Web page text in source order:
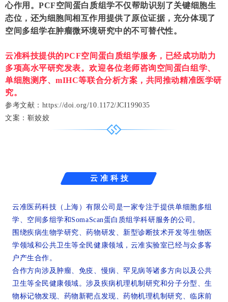
心作用。PCF空间蛋白质组学不仅帮助识别了关键细胞生
态位，还为细胞间相互作用提供了原位证据，充分体现了
空间多组学在肿瘤微环境研究中的不可替代性。
云准科技提供的PCF空间蛋白质组学服务，已经成功助力
多项高水平研究发表。欢迎各位老师咨询空间蛋白组学、
单细胞测序、mIHC等联合分析方案，共同推动精准医学研
究。
参考文献： https://doi.org/10.1172/JCI199035
文案：靳姣姣
云 准 科 技
云准医药科技（上海）有限公司是一家专注于提供单细胞多组
学、空间多组学和SomaScan蛋白质组学科研服务的公司。
围绕疾病生物学研究、药物研发、新型诊断技术开发等生物医
学领域和公共卫生等全民健康领域，云准实验室已经与众多客
户产生合作。
合作方向涉及肿瘤、免疫、慢病、罕见病等诸多方向以及公共
卫生等全民健康领域。涉及疾病机理机制研究和分子分型、生
物标记物发现、药物新靶点发现、药物机理机制研究、临床前